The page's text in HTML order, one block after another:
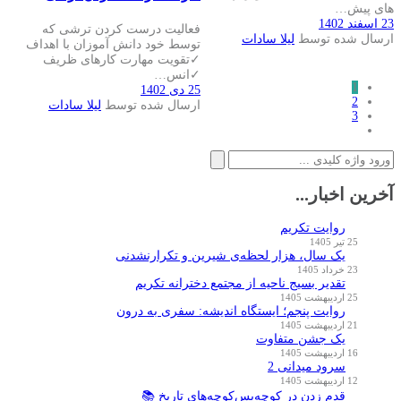
های پیش…
23 اسفند 1402
ارسال شده توسط لیلا سادات
فعالیت درست کردن ترشی که
توسط خود دانش آموزان با اهداف
✓تقویت مهارت کارهای ظریف
✓انس…
25 دی 1402
ارسال شده توسط لیلا سادات
1
2
3
جستجو
برای:
آخرین اخبار...
روایت تکریم
25 تیر 1405
یک سال، هزار لحظه‌ی شیرین و تکرارنشدنی
23 خرداد 1405
تقدیر بسیج ناحیه از مجتمع دخترانه تکریم
25 اردیبهشت 1405
روایت پنجم؛ ایستگاه اندیشه: سفری به درون
21 اردیبهشت 1405
یک جشن متفاوت
16 اردیبهشت 1405
سرود میدانی 2
12 اردیبهشت 1405
قدم زدن در کوچه‌پس‌کوچه‌های تاریخ 📚